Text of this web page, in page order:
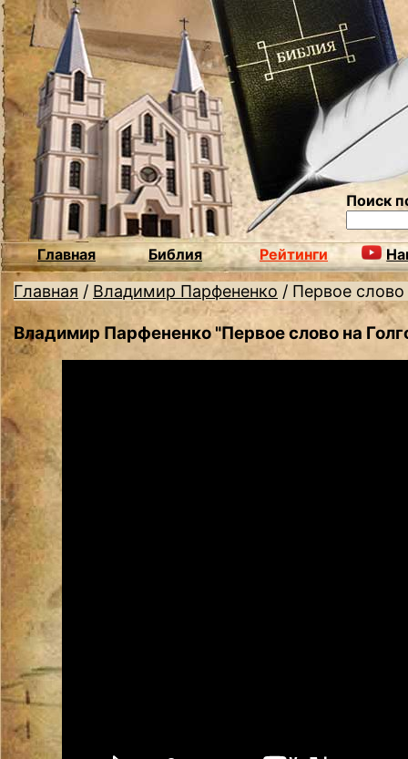
Поиск
Главная Библия Рейтинги
Главная / Владимир Парфененко / Первое слово
Владимир Парфененко "Первое слово на